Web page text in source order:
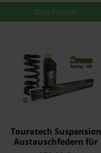
Zum Produkt
Touratech Suspension
Austauschfedern für